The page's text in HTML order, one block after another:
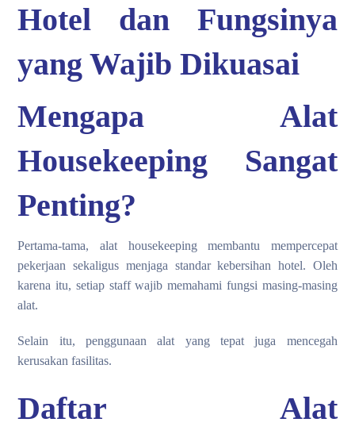
Hotel dan Fungsinya
yang Wajib Dikuasai
Mengapa Alat
Housekeeping Sangat
Penting?
Pertama-tama, alat housekeeping membantu mempercepat
pekerjaan sekaligus menjaga standar kebersihan hotel. Oleh
karena itu, setiap staff wajib memahami fungsi masing-masing
alat.
Selain itu, penggunaan alat yang tepat juga mencegah
kerusakan fasilitas.
Daftar Alat